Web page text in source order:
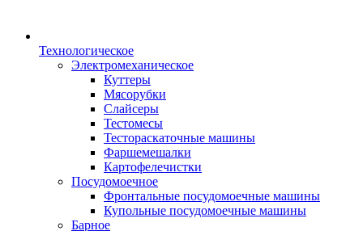
Технологическое
Электромеханическое
Куттеры
Мясорубки
Слайсеры
Тестомесы
Тестораскаточные машины
Фаршемешалки
Картофелечистки
Посудомоечное
Фронтальные посудомоечные машины
Купольные посудомоечные машины
Барное